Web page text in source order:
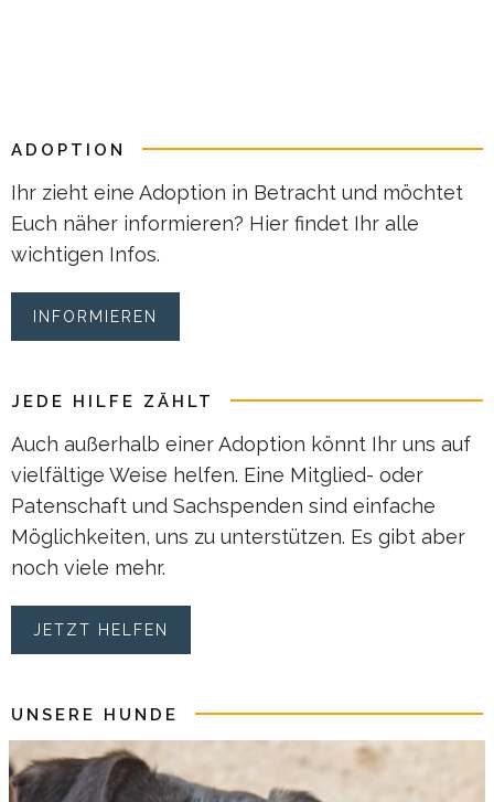
ADOPTION
Ihr zieht eine Adoption in Betracht und möchtet
Euch näher informieren? Hier findet Ihr alle
wichtigen Infos.
INFORMIEREN
JEDE HILFE ZÄHLT
Auch außerhalb einer Adoption könnt Ihr uns auf
vielfältige Weise helfen. Eine Mitglied- oder
Patenschaft und Sachspenden sind einfache
Möglichkeiten, uns zu unterstützen. Es gibt aber
noch viele mehr.
JETZT HELFEN
UNSERE HUNDE